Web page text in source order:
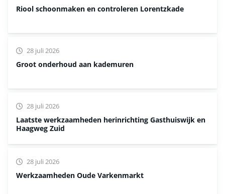
Riool schoonmaken en controleren Lorentzkade
Groot onderhoud aan kademuren
28 juli 2026
Laatste werkzaamheden herinrichting Gasthuiswijk en
Haagweg Zuid
28 juli 2026
Werkzaamheden Oude Varkenmarkt
28 juli 2026